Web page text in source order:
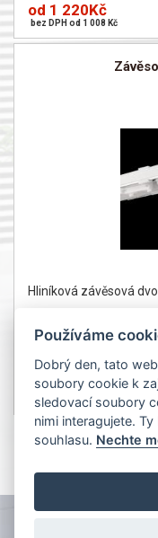
od 1 220Kč
bez DPH od 1 008 Kč
Hliníková závěsová
od 2 282Kč
bez DPH od 1 886 Kč
Používáme
Dobrý den, tato
soubory cookie k
sledovací soubory
nimi interagujete.
souhlasu. Nechte